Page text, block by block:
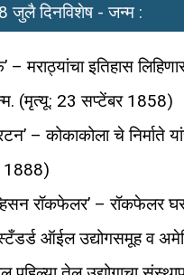
8 जुलै दिनविशेष - जन्म :
मराठ्यांचा इतिहास
(मृत्यू: 23 सप्टेंबर 1858)
– कोकाकोला चे निर्माते
1888)
रॉकफेलर’ – रॉकफेलर
स्टँडर्ड ऑईल उद्योगसमूह व